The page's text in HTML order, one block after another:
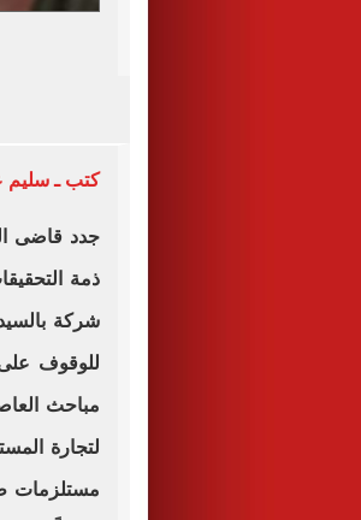
كتب ـ سليم
شركة
للوقوف على
مباحث
مستلزمات